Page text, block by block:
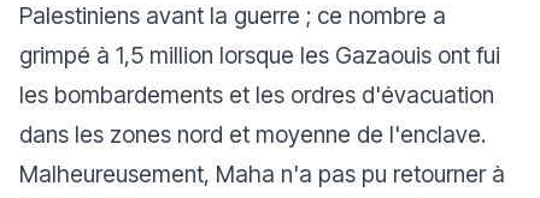
Palestiniens avant la guerre ; ce nombre a
grimpé à 1,5 million lorsque les Gazaouis ont fui
les bombardements et les ordres d'évacuation
dans les zones nord et moyenne de l'enclave.
Malheureusement, Maha n'a pas pu retourner à